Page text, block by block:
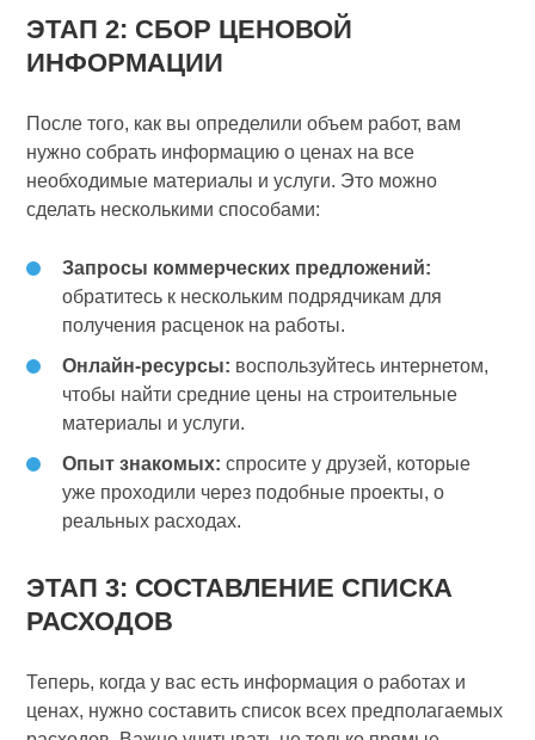
ЭТАП 2: СБОР ЦЕНОВОЙ
ИНФОРМАЦИИ
После того, как вы определили объем работ, вам
нужно собрать информацию о ценах на все
необходимые материалы и услуги. Это можно
сделать несколькими способами:
Запросы коммерческих предложений:
обратитесь к нескольким подрядчикам для
получения расценок на работы.
Онлайн-ресурсы: воспользуйтесь интернетом,
чтобы найти средние цены на строительные
материалы и услуги.
Опыт знакомых: спросите у друзей, которые
уже проходили через подобные проекты, о
реальных расходах.
ЭТАП 3: СОСТАВЛЕНИЕ СПИСКА
РАСХОДОВ
Теперь, когда у вас есть информация о работах и
ценах, нужно составить список всех предполагаемых